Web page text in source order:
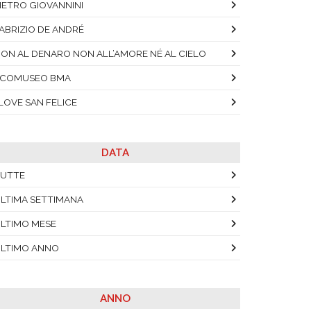
GIOVANNINI
DE ANDRÉ
AL DENARO NON ALL’AMORE NÉ AL CIELO
BMA
SAN FELICE
DATA
SETTIMANA
MESE
ANNO
ANNO